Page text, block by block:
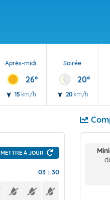
Après-midi
26°
15 km/h
Soirée
20°
20 km/h
METTRE À JOUR
03 : 30